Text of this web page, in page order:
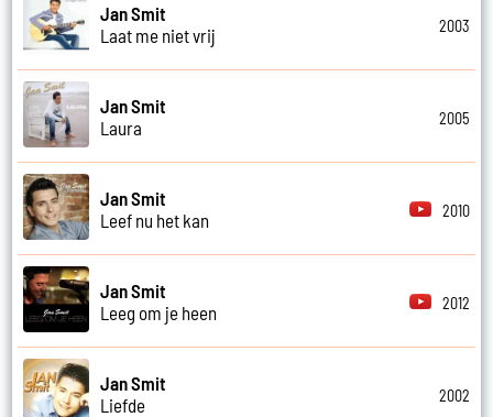
Jan Smit
Laat me niet vrij
2003
Jan Smit
Laura
2005
Jan Smit
Leef nu het kan
2010
Jan Smit
Leeg om je heen
2012
Jan Smit
Liefde
2002